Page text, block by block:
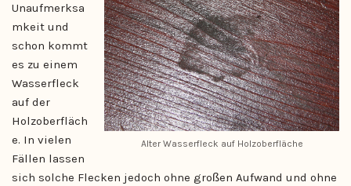
Alter Wasserfleck auf Holzoberfläche
Unaufmerksa
mkeit und
schon kommt
es zu einem
Wasserfleck
auf der
Holzoberfläch
e. In vielen
Fällen lassen
sich solche Flecken jedoch ohne großen Aufwand und ohne